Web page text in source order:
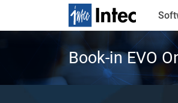
Book-in EVO